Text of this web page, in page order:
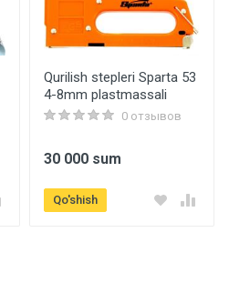
Qurilish stepleri Sparta 53
4-8mm plastmassali
0 отзывов
30 000 sum
Qo'shish